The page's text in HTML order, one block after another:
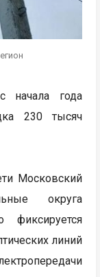
начала года
230 тысяч
Московский
округа
линий